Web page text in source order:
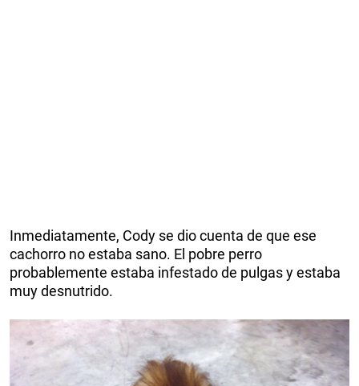
Inmediatamente, Cody se dio cuenta de que ese
cachorro no estaba sano. El pobre perro
probablemente estaba infestado de pulgas y estaba
muy desnutrido.